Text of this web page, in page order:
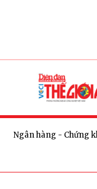
Ngân hàng - Chứng